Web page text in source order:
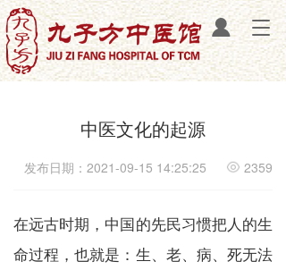
T
o
g
g
v
a
i
中医文化的起源
发布日期：2021-09-15 14:25:25 2359
在远古时期，中国的先民习惯把人的生
命过程，也就是：生、老、病、死无法